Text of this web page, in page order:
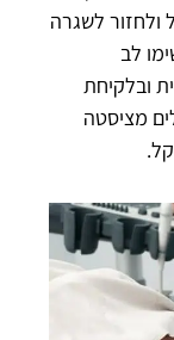
ולחזור לשגרה
לב
ובלקיחת
מציסטה